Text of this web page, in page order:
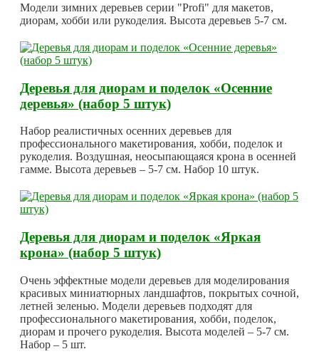
Модели зимних деревьев серии "Profi" для макетов,
диорам, хобби или рукоделия. Высота деревьев 5-7 см.
Деревья для диорам и поделок «Осенние
деревья» (набор 5 штук)
Набор реалистичных осенних деревьев для
профессионального макетирования, хобби, поделок и
рукоделия. Воздушная, неосыпающаяся крона в осенней
гамме. Высота деревьев – 5-7 см. Набор 10 штук.
Деревья для диорам и поделок «Яркая
крона» (набор 5 штук)
Очень эффектные модели деревьев для моделирования
красивых миниатюрных ландшафтов, покрытых сочной,
летней зеленью. Модели деревьев подходят для
профессионального макетирования, хобби, поделок,
диорам и прочего рукоделия. Высота моделей – 5-7 см.
Набор – 5 шт.